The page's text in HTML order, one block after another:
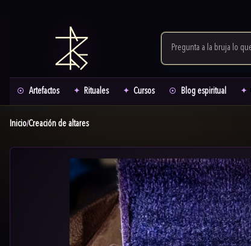
Artefactos Rituales Cursos Blog espiritual
Inicio/Creación de altares